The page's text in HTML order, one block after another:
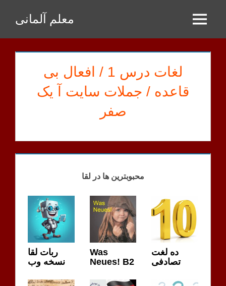
Inhalt
springen
معلم آلمانی Menu
لغات درس 1 / افعال بی
قاعده / جملات سایت آ یک
صفر
محبوبترین ها در لقا
ربات لقا
نسخه وب
Was
Neues! B2
ده لغت
تصادفی